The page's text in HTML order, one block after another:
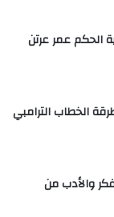
الحكم عمر عرتن
الخطاب الترامبي
والأدب من